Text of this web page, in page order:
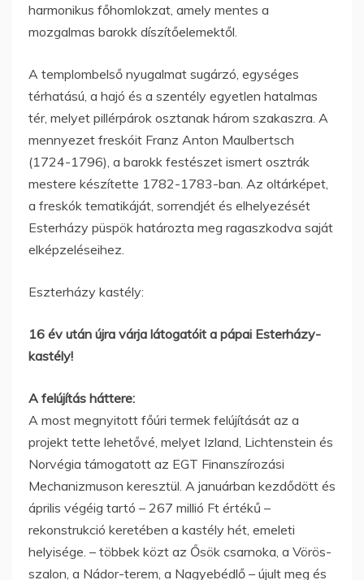
harmonikus főhomlokzat, amely mentes a
mozgalmas barokk díszítőelemektől.
A templombelső nyugalmat sugárzó, egységes
térhatású, a hajó és a szentély egyetlen hatalmas
tér, melyet pillérpárok osztanak három szakaszra. A
mennyezet freskóit Franz Anton Maulbertsch
(1724-1796), a barokk festészet ismert osztrák
mestere készítette 1782-1783-ban. Az oltárképet,
a freskók tematikáját, sorrendjét és elhelyezését
Esterházy püspök határozta meg ragaszkodva saját
elképzeléseihez.
Eszterházy kastély:
16 év után újra várja látogatóit a pápai Esterházy-
kastély!
A felújítás háttere:
A most megnyitott főúri termek felújítását az a
projekt tette lehetővé, melyet Izland, Lichtenstein és
Norvégia támogatott az EGT Finanszírozási
Mechanizmuson keresztül. A januárban kezdődött és
április végéig tartó – 267 millió Ft értékű –
rekonstrukció keretében a kastély hét, emeleti
helyisége. – többek közt az Ősök csarnoka, a Vörös-
szalon, a Nádor-terem, a Nagyebédlő – újult meg és